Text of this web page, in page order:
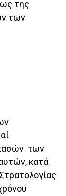
της
των
των
κατά